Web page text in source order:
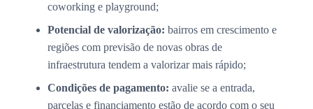
coworking e playground;
Potencial de valorização: bairros em crescimento e
regiões com previsão de novas obras de
infraestrutura tendem a valorizar mais rápido;
Condições de pagamento: avalie se a entrada,
parcelas e financiamento estão de acordo com o seu